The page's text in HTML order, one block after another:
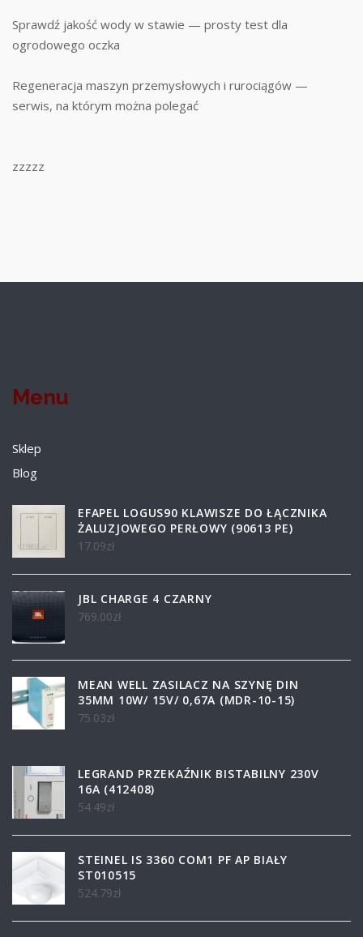
Sprawdź jakość wody w stawie — prosty test dla
ogrodowego oczka
Regeneracja maszyn przemysłowych i rurociągów —
serwis, na którym można polegać
zzzzz
Menu
Sklep
Blog
EFAPEL LOGUS90 KLAWISZE DO ŁĄCZNIKA
ŻALUZJOWEGO PERŁOWY (90613 PE)
17.09zł
JBL CHARGE 4 CZARNY
769.00zł
MEAN WELL ZASILACZ NA SZYNĘ DIN
35MM 10W/ 15V/ 0,67A (MDR-10-15)
75.03zł
LEGRAND PRZEKAŹNIK BISTABILNY 230V
16A (412408)
54.49zł
STEINEL IS 3360 COM1 PF AP BIAŁY
ST010515
524.79zł